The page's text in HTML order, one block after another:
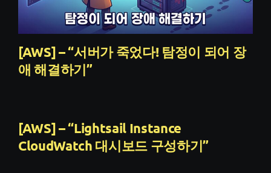
[AWS] – “서버가 죽었다! 탐정이 되어 장
애 해결하기”
[AWS] – “Lightsail Instance
CloudWatch 대시보드 구성하기”